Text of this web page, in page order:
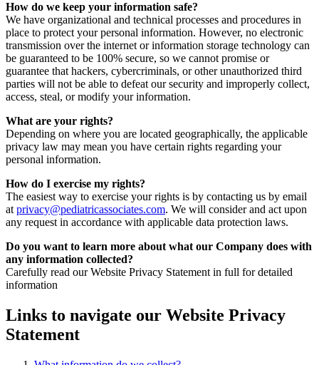
How do we keep your information safe?
We have organizational and technical processes and procedures in
place to protect your personal information. However, no electronic
transmission over the internet or information storage technology can
be guaranteed to be 100% secure, so we cannot promise or
guarantee that hackers, cybercriminals, or other unauthorized third
parties will not be able to defeat our security and improperly collect,
access, steal, or modify your information.
What are your rights?
Depending on where you are located geographically, the applicable
privacy law may mean you have certain rights regarding your
personal information.
How do I exercise my rights?
The easiest way to exercise your rights is by contacting us by email
at privacy@pediatricassociates.com. We will consider and act upon
any request in accordance with applicable data protection laws.
Do you want to learn more about what our Company does with
any information collected?
Carefully read our Website Privacy Statement in full for detailed
information
Links to navigate our Website Privacy
Statement